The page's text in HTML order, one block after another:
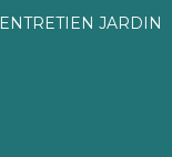
ENTRETIEN JARDIN